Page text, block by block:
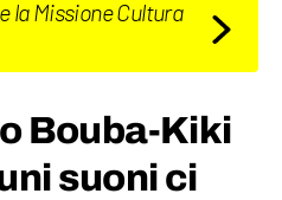
la Missione Cultura
Bouba-Kiki
suoni ci